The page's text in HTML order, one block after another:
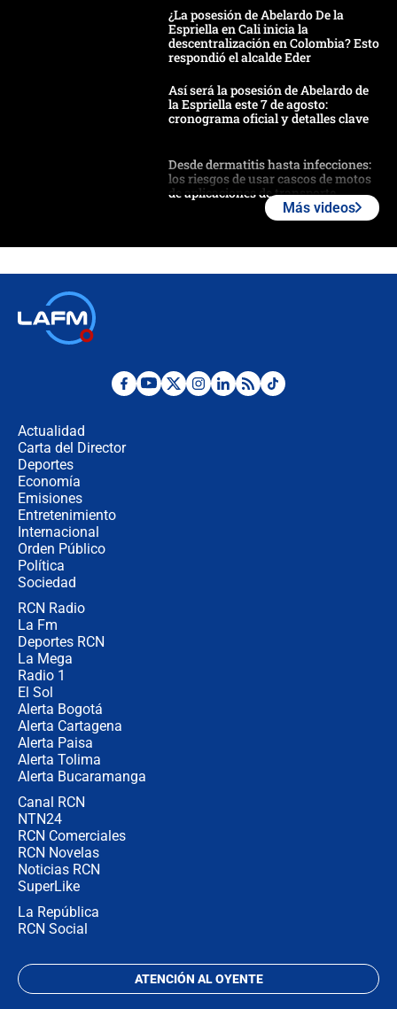
¿La posesión de Abelardo De la
Espriella en Cali inicia la
descentralización en Colombia? Esto
respondió el alcalde Eder
Así será la posesión de Abelardo de
la Espriella este 7 de agosto:
cronograma oficial y detalles clave
Desde dermatitis hasta infecciones:
los riesgos de usar cascos de motos
de aplicaciones de transporte
Posesión de Abelardo De La Espriella
Más videos
Actualidad
Carta del Director
Deportes
Economía
Emisiones
Entretenimiento
Internacional
Orden Público
Política
Sociedad
RCN Radio
La Fm
Deportes RCN
La Mega
Radio 1
El Sol
Alerta Bogotá
Alerta Cartagena
Alerta Paisa
Alerta Tolima
Alerta Bucaramanga
Canal RCN
NTN24
RCN Comerciales
RCN Novelas
Noticias RCN
SuperLike
La República
RCN Social
ATENCIÓN AL OYENTE